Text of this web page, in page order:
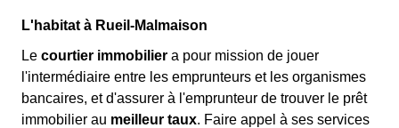
L'habitat à Rueil-Malmaison
Le courtier immobilier a pour mission de jouer
l'intermédiaire entre les emprunteurs et les organismes
bancaires, et d'assurer à l'emprunteur de trouver le prêt
immobilier au meilleur taux. Faire appel à ses services